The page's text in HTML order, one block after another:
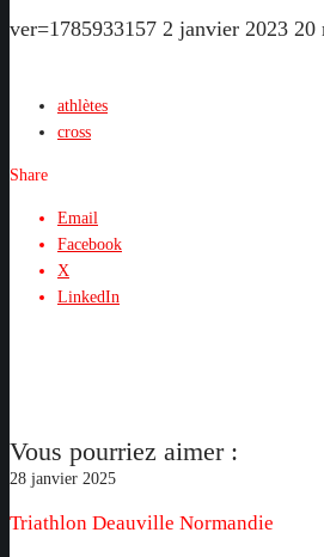
ver=1785933157 2 janvier 2023 20
athlètes
cross
Share
Email
Facebook
X
LinkedIn
Vous pourriez aimer :
Triathlon
Deauville
28 janvier 2025
Triathlon Deauville Normandie